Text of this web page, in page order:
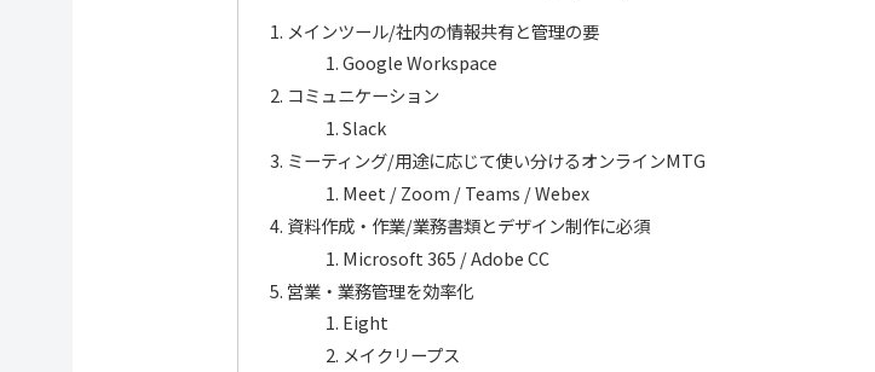
メインツール/社内の情報共有と管理の要
Google Workspace
コミュニケーション
Slack
ミーティング/用途に応じて使い分けるオンラインMTG
Meet / Zoom / Teams / Webex
資料作成・作業/業務書類とデザイン制作に必須
Microsoft 365 / Adobe CC
営業・業務管理を効率化
Eight
メイクリープス